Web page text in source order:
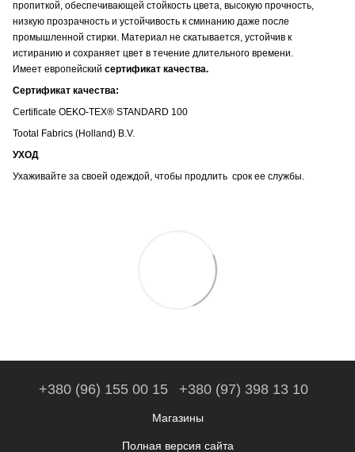
пропиткой, обеспечивающей стойкость цвета , высокую прочность,
низкую прозрачность и устойчивость к сминанию даже после
промышленной стирки. Материал не скатывается, устойчив к
истиранию и сохраняет цвет в течение длительного времени.
Имеет европейский сертификат качества.
Сертификат качества:
Certificate OEKO-TEX® STANDARD 100
Tootal Fabrics (Holland) B.V.
УХОД
Ухаживайте за своей одеждой, чтобы продлить срок ее службы.
+380 (96) 155 00 15 +380 (97) 398 13 10
Магазины
Полная версия сайта